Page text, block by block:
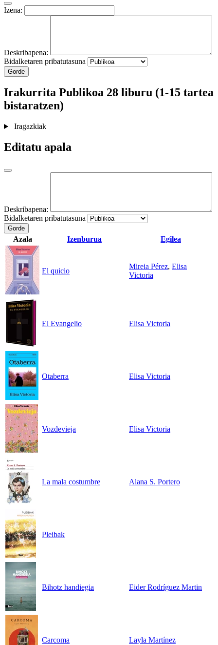
Izena:
Deskribapena:
Bidalketaren pribatutasuna
Gorde
Irakurrita Publikoa 28 liburu (1-15 tartea
bistaratzen)
Iragazkiak
Editatu apala
Deskribapena:
Bidalketaren pribatutasuna
Gorde
Azala Izenburua Egilea
El quicio
Mireia Pérez, Elisa
Victoria
El Evangelio Elisa Victoria
Otaberra Elisa Victoria
Vozdevieja Elisa Victoria
La mala costumbre Alana S. Portero
Pleibak
Bihotz handiegia Eider Rodríguez Martin
Carcoma Layla Martínez